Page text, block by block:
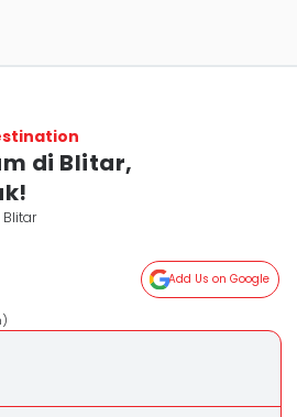
di Blitar,
Blitar
Add Us on Google